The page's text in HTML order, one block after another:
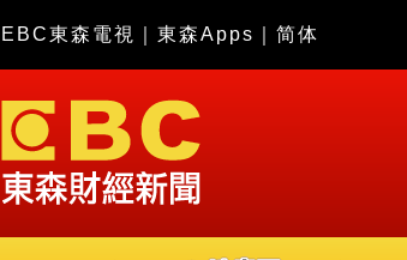
EBC東森電視 東森Apps 简体